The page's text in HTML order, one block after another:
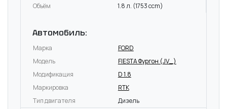
Объём 1.8 л. (1753 ccm)
Автомобиль:
Марка
FORD
Модель
FIESTA Фургон (JV_)
Модификация
D 1.8
Маркировка
RTK
Тип двигателя
Дизель